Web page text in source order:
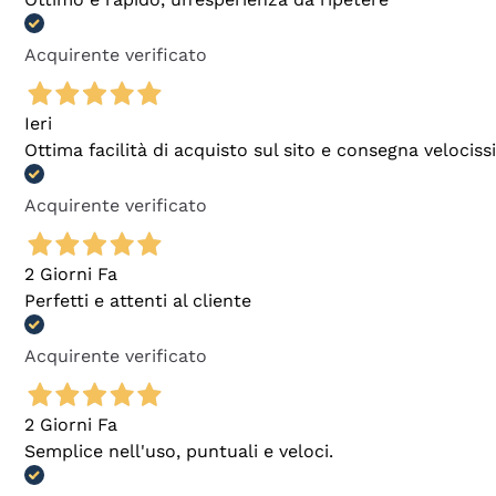
Acquirente verificato
Ieri
Ottima facilità di acquisto sul sito e consegna
Acquirente verificato
2 Giorni Fa
Perfetti e attenti al cliente
Acquirente verificato
2 Giorni Fa
Semplice nell'uso, puntuali e veloci.